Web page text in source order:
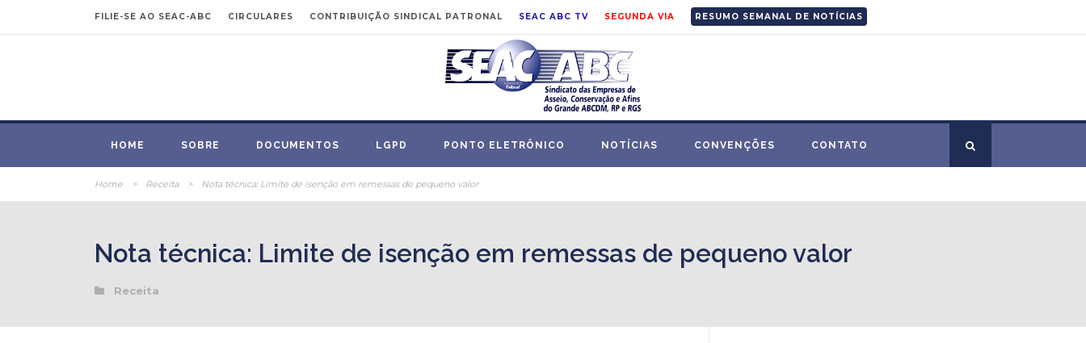
FILIE-SE AO SEAC-ABC CIRCULARES CONTRIBUIÇÃO SINDICAL PATRONAL SEAC ABC TV SEGUNDA VIA RESUMO SEMANAL DE NOTÍCIAS
HOME SOBRE DOCUMENTOS LGPD PONTO ELETRÔNICO NOTÍCIAS CONVENÇÕES CONTATO
Home > Receita > Nota técnica: Limite de isenção em remessas de pequeno valor
Nota técnica: Limite de isenção em remessas de pequeno valor
Receita